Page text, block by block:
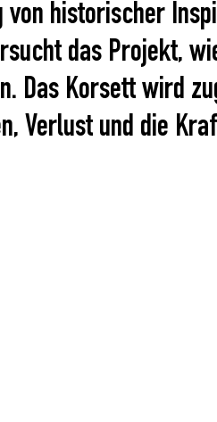
von historischer
das Projekt,
Das Korsett wird
Verlust und die